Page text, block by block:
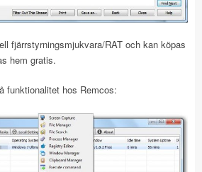
fjärrstyrningsmjukvara/RAT och kan köpas
hem gratis.
funktionalitet hos Remcos: